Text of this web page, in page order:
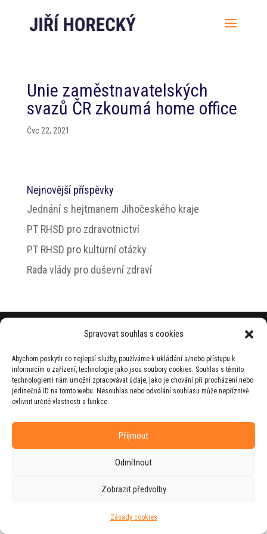
Spravovat souhlas s cookies
Abychom poskytli co nejlepší služby, používáme k ukládání a/nebo přístupu k
informacím o zařízení, technologie jako jsou soubory cookies. Souhlas s těmito
technologiemi nám umožní zpracovávat údaje, jako je chování při procházení nebo
jedinečná ID na tomto webu. Nesouhlas nebo odvolání souhlasu může nepříznivě
ovlivnit určité vlastnosti a funkce.
Příjmout
Odmítnout
Zobrazit předvolby
Zásady cookies
Unie zaměstnavatelských
svazů ČR zkoumá home office
Čvc 22, 2021
Nejnovější příspěvky
Jednání s hejtmanem Jihočeského kraje
PT RHSD pro zdravotnictví
PT RHSD pro kulturní otázky
Rada vlády pro duševní zdraví
© 2026 Jiří Horecký – Osobní stránky Jiřího
Web vytvořila firmaRUDIve spolupráci s
agenturouZEST BRAND.